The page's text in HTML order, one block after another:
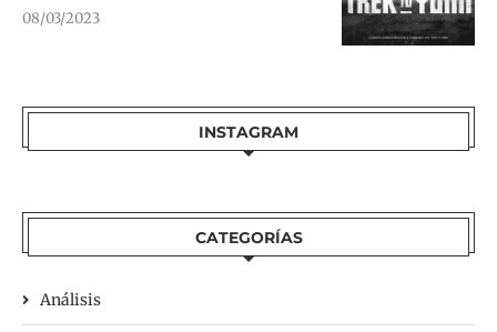
08/03/2023
INSTAGRAM
CATEGORÍAS
Análisis